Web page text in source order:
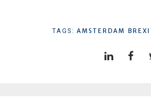
TAGS: AMSTERDAM